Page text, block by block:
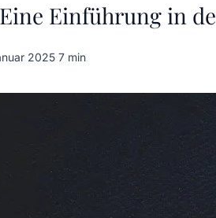
Einführung in
2025·7 min